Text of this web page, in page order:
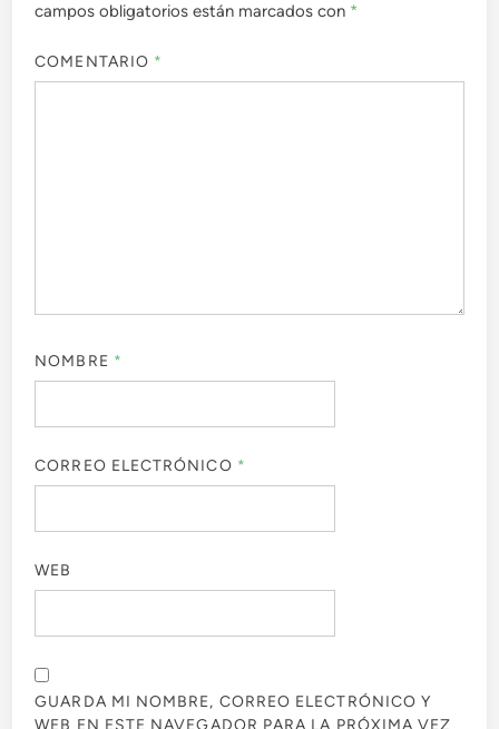
campos obligatorios están marcados con *
COMENTARIO *
NOMBRE *
CORREO ELECTRÓNICO *
WEB
GUARDA MI NOMBRE, CORREO ELECTRÓNICO Y
WEB EN ESTE NAVEGADOR PARA LA PRÓXIMA VEZ